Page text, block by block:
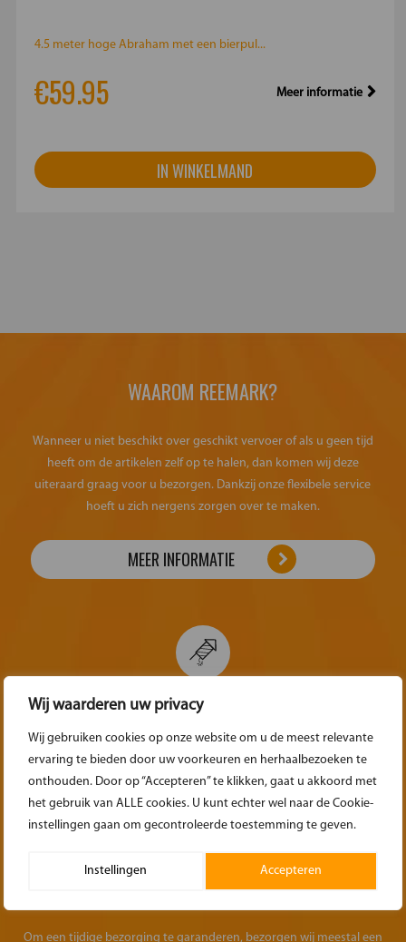
Wij waarderen uw privacy
Wij gebruiken cookies op onze website om u de meest relevante
ervaring te bieden door uw voorkeuren en herhaalbezoeken te
onthouden. Door op “Accepteren” te klikken, gaat u akkoord met
het gebruik van ALLE cookies. U kunt echter wel naar de Cookie-
instellingen gaan om gecontroleerde toestemming te geven.
Instellingen Accepteren
4.5 meter hoge Abraham met een bierpul...
€59.95 Meer informatie
IN WINKELMAND
WAAROM REEMARK?
Wanneer u niet beschikt over geschikt vervoer of als u geen tijd
heeft om de artikelen zelf op te halen, dan komen wij deze
uiteraard graag voor u bezorgen. Dankzij onze flexibele service
hoeft u zich nergens zorgen over te maken.
MEER INFORMATIE
DE BEZORGKOSTEN
Voor het door ons laten bezorgen van uw bestelling berekenen wij
€0,73 per gereden kilometer.
Om een tijdige bezorging te garanderen, bezorgen wij meestal een